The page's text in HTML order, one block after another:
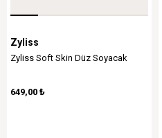
Zyliss
Zyliss Soft Skin Düz Soyacak
649,00 ₺